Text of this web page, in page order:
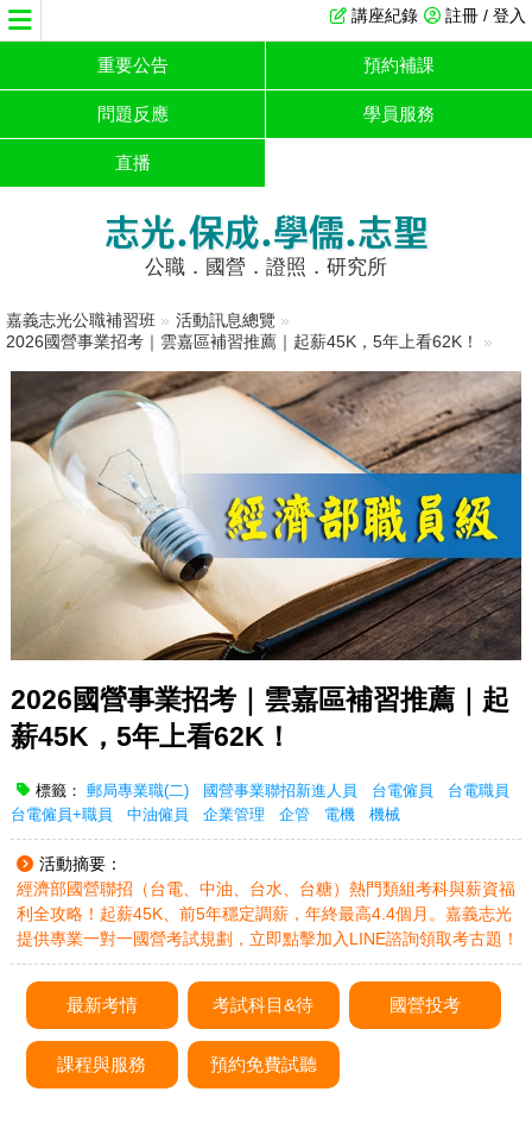
註冊 / 登入
講座紀錄
重要公告 預約補課
問題反應 學員服務
直播
志光.保成.學儒.志聖
公職．國營．證照．研究所
嘉義志光公職補習班 » 活動訊息總覽 »
2026國營事業招考｜雲嘉區補習推薦｜起薪45K，5年上看62K！
»
2026國營事業招考｜雲嘉區補習推薦｜起
薪45K，5年上看62K！
標籤： 郵局專業職(二) 國營事業聯招新進人員 台電僱員
台電職員
台電僱員+職員
中油僱員 企業管理 企管 電機 機械
活動摘要：
經濟部國營聯招（台電、中油、台水、台糖）熱門類組考科與薪資福
利全攻略！起薪45K、前5年穩定調薪，年終最高4.4個月。嘉義志光
提供專業一對一國營考試規劃，立即點擊加入LINE諮詢領取考古題！
最新考情 考試科目&待 國營投考
課程與服務 預約免費試聽